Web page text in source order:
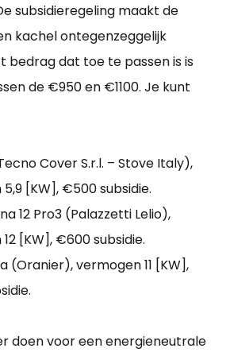
subsidieregeling maakt de
kachel ontegenzeggelijk
bedrag dat toe te passen is is
de €950 en €1100. Je kunt
Cover S.r.l. – Stove Italy),
[KW], €500 subsidie.
12 Pro3 (Palazzetti Lelio),
[KW], €600 subsidie.
(Oranier), vermogen 11 [KW],
doen voor een energieneutrale